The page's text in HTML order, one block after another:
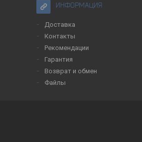
ИНФОРМАЦИЯ
Доставка
Контакты
Рекомендации
Гарантия
Возврат и обмен
Файлы